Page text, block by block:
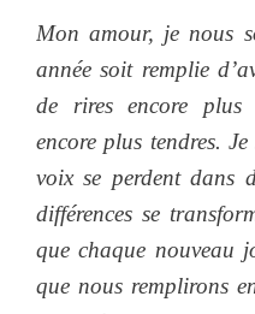
Mon amour, je nous
année soit remplie
de rires encore plus
encore plus tendres.
voix se perdent dans
différences se
que chaque nouveau
que nous remplirons